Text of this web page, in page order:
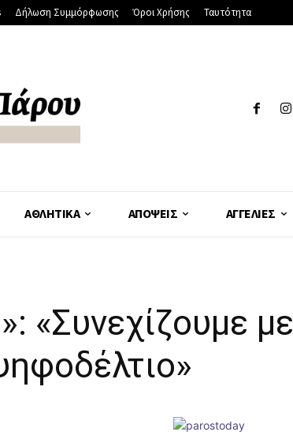
Δήλωση Συμμόρφωσης Όροι Χρήσης Ταυτότητα
ΑΘΛΗΤΙΚΆ ΑΠΌΨΕΙΣ ΑΓΓΕΛΊΕΣ
«Συνεχίζουμε με